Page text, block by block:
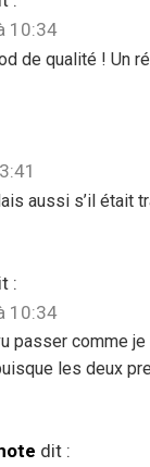
10:34
de qualité ! Un
aussi s’il était
:
10:34
passer comme
les deux
dit :